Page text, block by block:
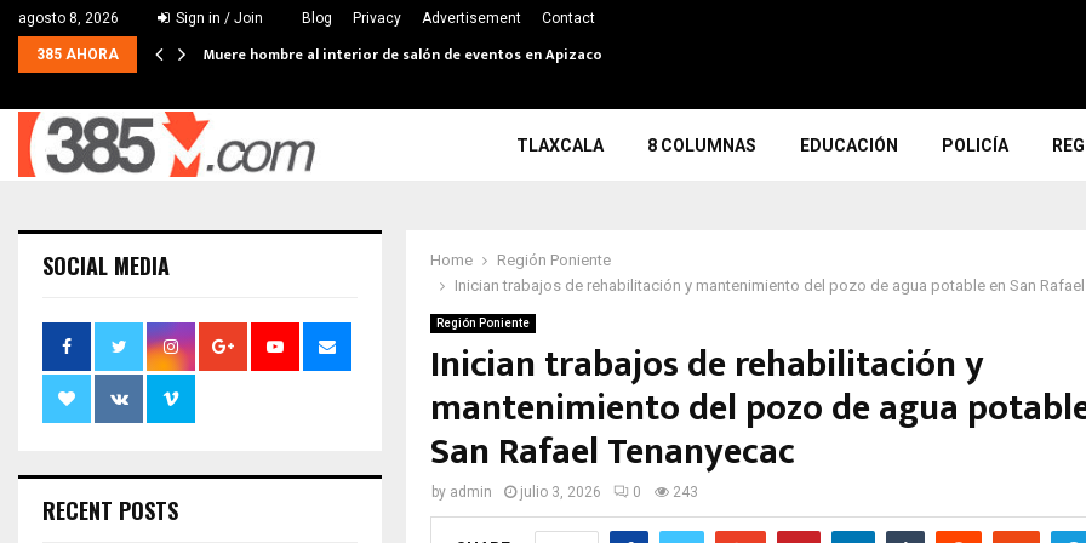
agosto 8, 2026 Sign in / Join Blog Privacy Advertisement Contact
385 AHORA Muere hombre al interior de salón de eventos en Apizaco
TLAXCALA 8 COLUMNAS EDUCACIÓN POLICÍA
Home
Región Poniente
Inician trabajos de rehabilitación y mantenimiento del pozo de agua potable en San
Región Poniente
Inician trabajos de rehabilitación y
mantenimiento del pozo de agua
San Rafael Tenanyecac
by admin julio 3, 2026 0 243
SOCIAL MEDIA
RECENT POSTS